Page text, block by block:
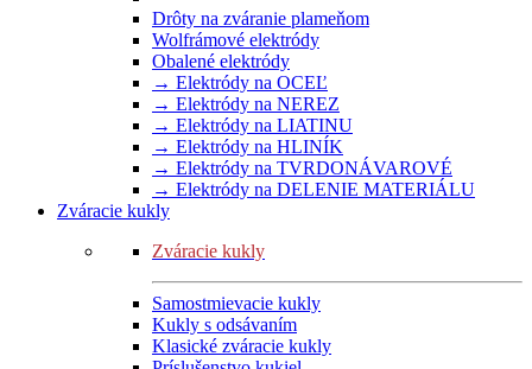
Drôty na zváranie plameňom
Wolfrámové elektródy
Obalené elektródy
→ Elektródy na OCEĽ
→ Elektródy na NEREZ
→ Elektródy na LIATINU
→ Elektródy na HLINÍK
→ Elektródy na TVRDONÁVAROVÉ
→ Elektródy na DELENIE MATERIÁLU
Zváracie kukly
Zváracie kukly
Samostmievacie kukly
Kukly s odsávaním
Klasické zváracie kukly